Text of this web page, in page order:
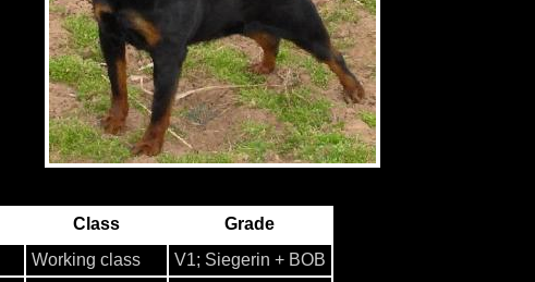
Class
Grade
Working class V1; Siegerin + BOB